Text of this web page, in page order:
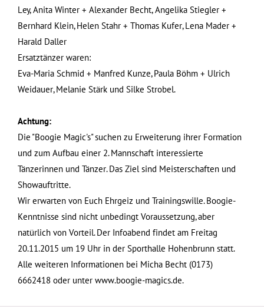
Ley, Anita Winter + Alexander Becht, Angelika Stiegler +
Bernhard Klein, Helen Stahr + Thomas Kufer, Lena Mader +
Harald Daller
Ersatztänzer waren:
Eva-Maria Schmid + Manfred Kunze, Paula Böhm + Ulrich
Weidauer, Melanie Stärk und Silke Strobel.
Achtung:
Die "Boogie Magic's" suchen zu Erweiterung ihrer Formation
und zum Aufbau einer 2. Mannschaft interessierte
Tänzerinnen und Tänzer. Das Ziel sind Meisterschaften und
Showauftritte.
Wir erwarten von Euch Ehrgeiz und Trainingswille. Boogie-
Kenntnisse sind nicht unbedingt Voraussetzung, aber
natürlich von Vorteil. Der Infoabend findet am Freitag
20.11.2015 um 19 Uhr in der Sporthalle Hohenbrunn statt.
Alle weiteren Informationen bei Micha Becht (0173)
6662418 oder unter www.boogie-magics.de.